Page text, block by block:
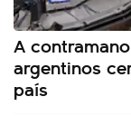
A
argentinos
país